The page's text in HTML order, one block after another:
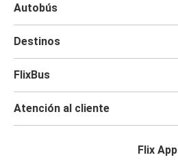
Autobús
Destinos
FlixBus
Atención al cliente
Flix App